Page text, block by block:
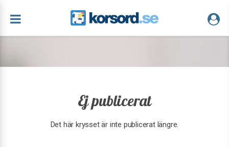
Ej publicerat
Det här krysset är inte publicerat längre.